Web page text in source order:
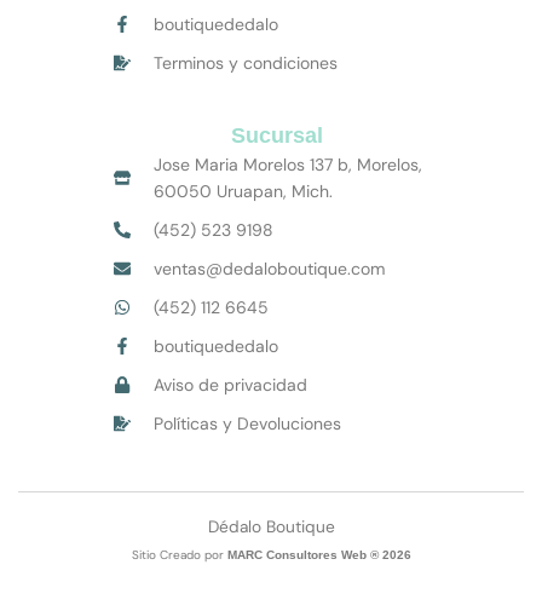
boutiquededalo
Terminos y condiciones
Sucursal
Jose Maria Morelos 137 b, Morelos,
60050 Uruapan, Mich.
(452) 523 9198
ventas@dedaloboutique.com
(452) 112 6645
boutiquededalo
Aviso de privacidad
Políticas y Devoluciones
Dédalo Boutique
Sitio Creado por MARC Consultores Web ® 2026